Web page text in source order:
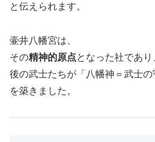
と伝えられます。
壷井八幡宮は、
その精神的原点となった社であり
後の武士たちが「八幡神＝武士
を築きました。